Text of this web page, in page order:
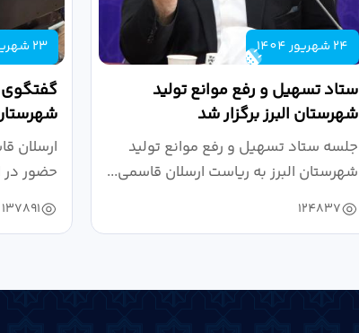
24 شهریور 1404
ستاد تسهیل و رفع موانع تولید
شهرستان البرز برگزار شد
جلسه ستاد تسهیل و رفع موانع تولید
شهرستان البرز به ریاست ارسلان قاسمی...
124837
23 شهریور 1404
گفتگوی
ارسلان
حضور در
بازرسی...
137891